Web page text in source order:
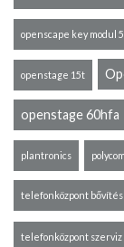
openscape key modul
openstage 15t
openstage 60hfa
plantronics polycom
telefonközpont bővítés
telefonközpont szerviz